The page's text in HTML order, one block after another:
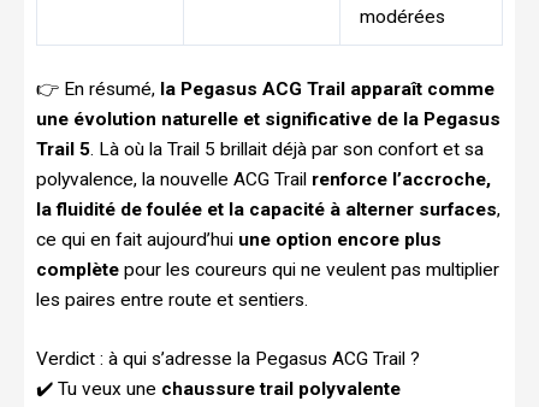
modérées
👉 En résumé, la Pegasus ACG Trail apparaît comme
une évolution naturelle et significative de la Pegasus
Trail 5 . Là où la Trail 5 brillait déjà par son confort et sa
polyvalence, la nouvelle ACG Trail renforce l’accroche,
la fluidité de foulée et la capacité à alterner surfaces,
ce qui en fait aujourd’hui une option encore plus
complète pour les coureurs qui ne veulent pas multiplier
les paires entre route et sentiers.
Verdict : à qui s’adresse la Pegasus ACG Trail ?
✔️ Tu veux une chaussure trail polyvalente